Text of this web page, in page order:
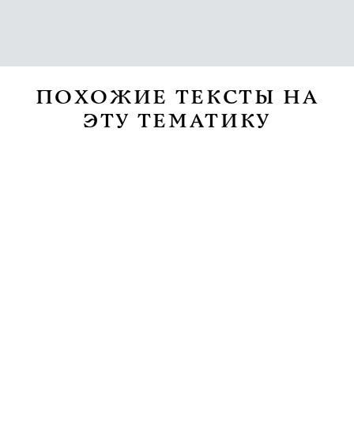
ПОХОЖИЕ ТЕКСТЫ НА
ЭТУ ТЕМАТИКУ